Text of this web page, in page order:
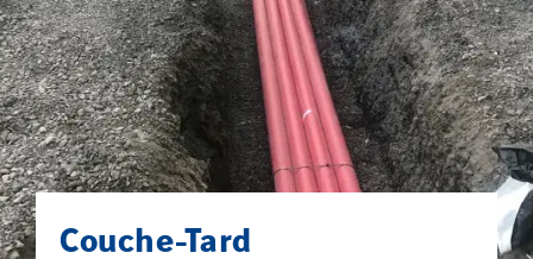
Couche-Tard